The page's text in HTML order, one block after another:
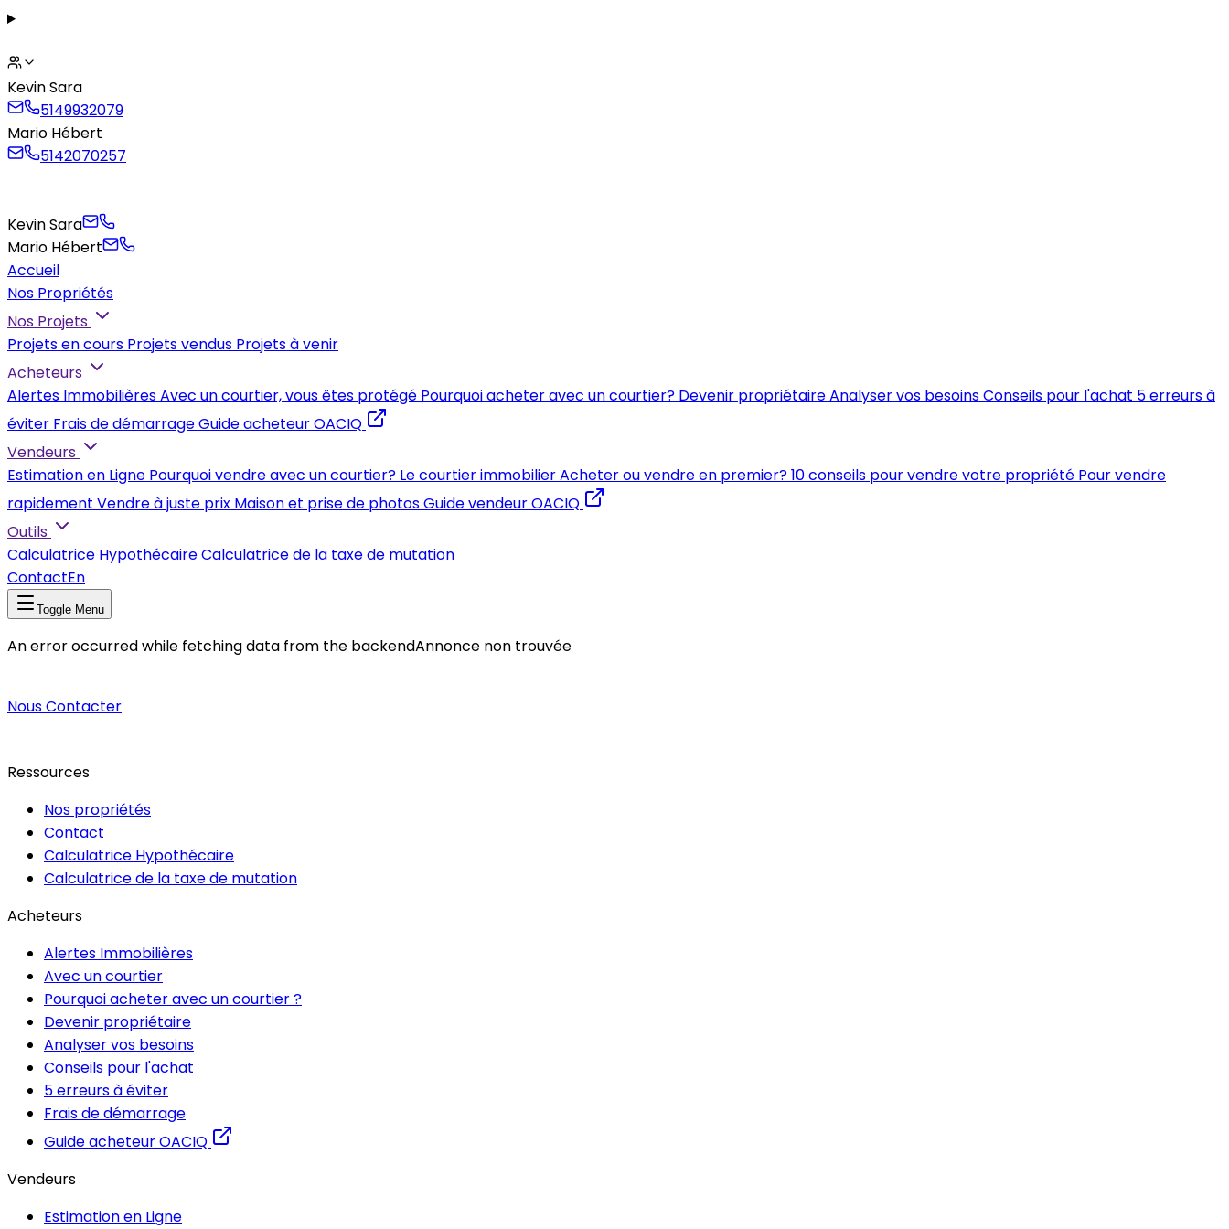
Kevin Sara
5149932079
Mario Hébert
5142070257
Kevin Sara
Mario Hébert
Accueil
Nos Propriétés
Nos Projets
Projets en cours Projets vendus Projets à venir
Acheteurs
Alertes ImmobilièresAvec un courtier, vous êtes protégé Pourquoi acheter avec un courtier? Devenir propriétaireAnalyser vos besoinsConseils pour l'achat 5 erreurs à
éviter Frais de démarrageGuide acheteur OACIQ
Vendeurs
Estimation en Ligne Pourquoi vendre avec un courtier? Le courtier immobilierAcheter ou vendre en premier?10 conseils pour vendre votre propriété Pour vendre
rapidement Vendre à juste prix Maison et prise de photosGuide vendeur OACIQ
Outils
Calculatrice HypothécaireCalculatrice de la taxe de mutation
ContactEn
Toggle Menu
An error occurred while fetching data from the backendAnnonce non trouvée
Nous Contacter
Ressources
Nos propriétés
Contact
Calculatrice Hypothécaire
Calculatrice de la taxe de mutation
Acheteurs
Alertes Immobilières
Avec un courtier
Pourquoi acheter avec un courtier ?
Devenir propriétaire
Analyser vos besoins
Conseils pour l'achat
5 erreurs à éviter
Frais de démarrage
Guide acheteur OACIQ
Vendeurs
Estimation en Ligne